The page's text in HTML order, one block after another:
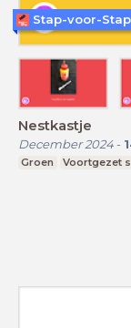
Nestkastje
December 2024-
Groen Voortgezet
Stap-voor-